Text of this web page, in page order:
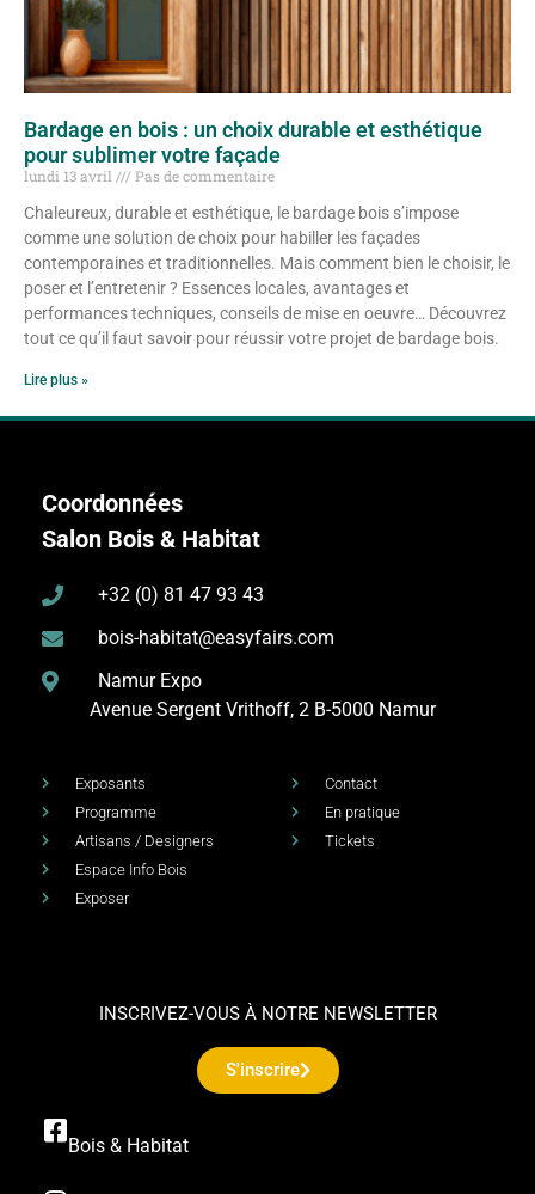
Bardage en bois : un choix durable et esthétique
pour sublimer votre façade
lundi 13 avril
Pas de commentaire
Chaleureux, durable et esthétique, le bardage bois s’impose
comme une solution de choix pour habiller les façades
contemporaines et traditionnelles. Mais comment bien le choisir, le
poser et l’entretenir ? Essences locales, avantages et
performances techniques, conseils de mise en oeuvre… Découvrez
tout ce qu’il faut savoir pour réussir votre projet de bardage bois.
Lire plus »
Coordonnées
Salon Bois & Habitat
+32 (0) 81 47 93 43
bois-habitat@easyfairs.com
Namur Expo
Avenue Sergent Vrithoff, 2 B-5000 Namur
Exposants
Programme
Artisans / Designers
Espace Info Bois
Exposer
Contact
En pratique
Tickets
INSCRIVEZ-VOUS À NOTRE NEWSLETTER
S'inscrire
Bois & Habitat